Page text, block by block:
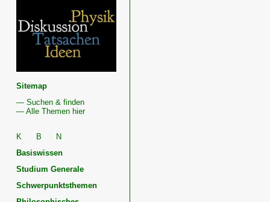
Geist
Physik,
Sitemap
— Suchen & finden
— Alle Themen hier
K B
N
Basiswissen
Studium Generale
Schwerpunktsthemen